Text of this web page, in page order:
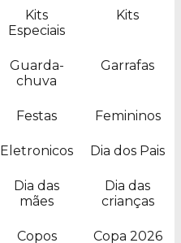
Kits
Especiais
Kits
Guarda-
chuva
Garrafas
Festas Femininos
Eletronicos Dia dos Pais
Dia das
mães
Dia das
crianças
Copos Copa 2026